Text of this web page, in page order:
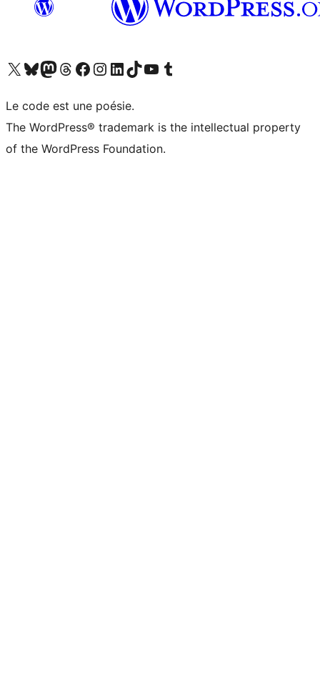
Visitez notre compte X (précédemment Twitter)
Visiter notre compte Bluesky
Visiter notre compte Mastodon
Visiter notre compte Threads
Consulter notre compte Facebook
Consulter notre compte Instagram
Consulter notre compte LinkedIn
Visiter notre compte TokTok
Visiter notre chaîne YouTube
Visiter notre compte Tumblr
Le code est une poésie.
The WordPress® trademark is the intellectual property
of the WordPress Foundation.